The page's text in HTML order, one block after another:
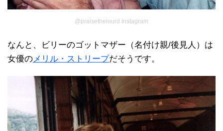
@praisethelourd Instagram
なんと、ビリーのゴットマザー（名付け親/後見人）は
女優のメリル・ストリープだそうです。